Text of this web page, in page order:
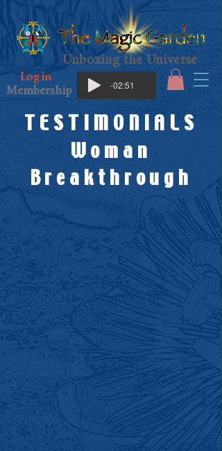
Unboxing the Universe
Log in
Membership
-02:51
TESTIMONIALS
Woman
Breakthrough